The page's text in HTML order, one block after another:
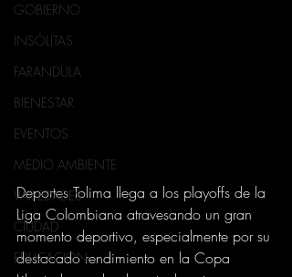
GOBIERNO
INSÓLITAS
FARANDULA
BIENESTAR
EVENTOS
MEDIO AMBIENTE
VARIEDADES
CIUDAD
EDUCACION
Deportes Tolima llega a los playoffs de la
Liga Colombiana atravesando un gran
momento deportivo, especialmente por su
destacado rendimiento en la Copa